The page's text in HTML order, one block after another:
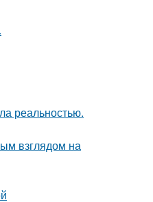
реальностью.
взглядом на